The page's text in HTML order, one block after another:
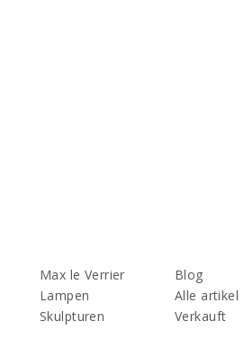
Max le Verrier
Lampen
Skulpturen
Blog
Alle artikel
Verkauft